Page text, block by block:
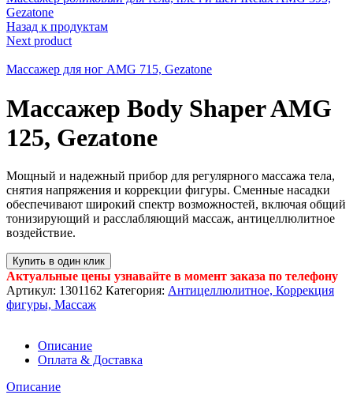
Gezatone
Назад к продуктам
Next product
Массажер для ног AMG 715, Gezatone
Массажер Body Shaper AMG
125, Gezatone
Мощный и надежный прибор для регулярного массажа тела,
снятия напряжения и коррекции фигуры. Сменные насадки
обеспечивают широкий спектр возможностей, включая общий
тонизирующий и расслабляющий массаж, антицеллюлитное
воздействие.
Купить в один клик
Актуальные цены узнавайте в момент заказа по телефону
Артикул: 1301162 Категория: Антицеллюлитное, Коррекция
фигуры, Массаж
Описание
Оплата & Доставка
Описание